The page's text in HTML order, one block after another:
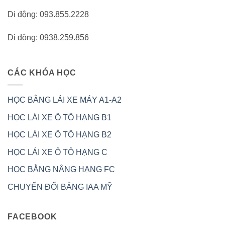
Di động: 093.855.2228
Di động: 0938.259.856
CÁC KHÓA HỌC
HỌC BẰNG LÁI XE MÁY A1-A2
HỌC LÁI XE Ô TÔ HẠNG B1
HỌC LÁI XE Ô TÔ HẠNG B2
HỌC LÁI XE Ô TÔ HẠNG C
HỌC BẰNG NÂNG HẠNG FC
CHUYỂN ĐỔI BẰNG IAA MỸ
FACEBOOK